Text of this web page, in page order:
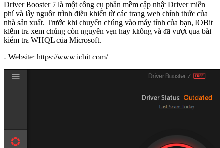
Driver Booster 7 là một công cụ phần mềm cập nhật Driver miễn
phí và lấy nguồn trình điều khiển từ các trang web chính thức của
nhà sản xuất. Trước khi chuyển chúng vào máy tính của bạn, IOBit
kiểm tra xem chúng còn nguyên vẹn hay không và đã vượt qua bài
kiểm tra WHQL của Microsoft.
- Website: https://www.iobit.com/